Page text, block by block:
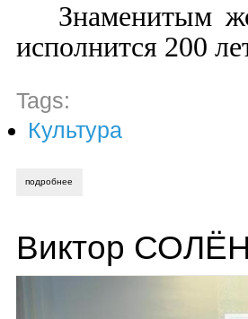
Знаменитым
исполнится 200
Tags:
Культура
подробнее
Виктор